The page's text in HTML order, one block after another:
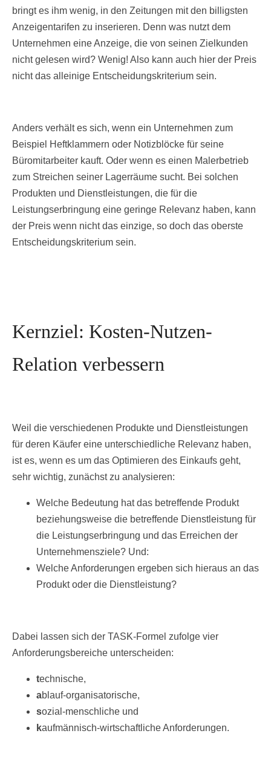
bringt es ihm wenig, in den Zeitungen mit den billigsten
Anzeigentarifen zu inserieren. Denn was nutzt dem
Unternehmen eine Anzeige, die von seinen Zielkunden
nicht gelesen wird? Wenig! Also kann auch hier der Preis
nicht das alleinige Entscheidungskriterium sein.
Anders verhält es sich, wenn ein Unternehmen zum
Beispiel Heftklammern oder Notizblöcke für seine
Büromitarbeiter kauft. Oder wenn es einen Malerbetrieb
zum Streichen seiner Lagerräume sucht. Bei solchen
Produkten und Dienstleistungen, die für die
Leistungserbringung eine geringe Relevanz haben, kann
der Preis wenn nicht das einzige, so doch das oberste
Entscheidungskriterium sein.
Kernziel: Kosten-Nutzen-
Relation verbessern
Weil die verschiedenen Produkte und Dienstleistungen
für deren Käufer eine unterschiedliche Relevanz haben,
ist es, wenn es um das Optimieren des Einkaufs geht,
sehr wichtig, zunächst zu analysieren:
Welche Bedeutung hat das betreffende Produkt
beziehungsweise die betreffende Dienstleistung für
die Leistungserbringung und das Erreichen der
Unternehmensziele? Und:
Welche Anforderungen ergeben sich hieraus an das
Produkt oder die Dienstleistung?
Dabei lassen sich der TASK-Formel zufolge vier
Anforderungsbereiche unterscheiden:
technische,
ablauf-organisatorische,
sozial-menschliche und
kaufmännisch-wirtschaftliche Anforderungen.